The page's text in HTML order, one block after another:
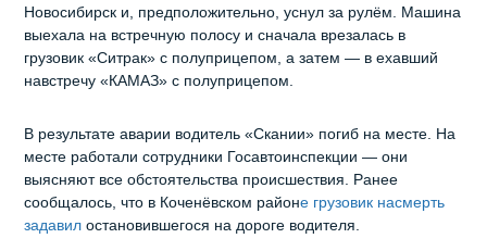
Новосибирск и, предположительно, уснул за рулём. Машина
выехала на встречную полосу и сначала врезалась в
грузовик «Ситрак» с полуприцепом, а затем — в ехавший
навстречу «КАМАЗ» с полуприцепом.
В результате аварии водитель «Скании» погиб на месте. На
месте работали сотрудники Госавтоинспекции — они
выясняют все обстоятельства происшествия. Ранее
сообщалось, что в Коченёвском районе грузовик насмерть
задавил остановившегося на дороге водителя.